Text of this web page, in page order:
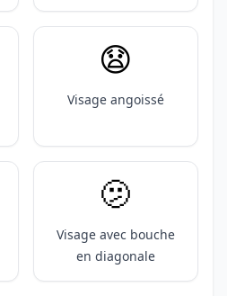
😧
Visage angoissé
🫤
Visage avec bouche
en diagonale